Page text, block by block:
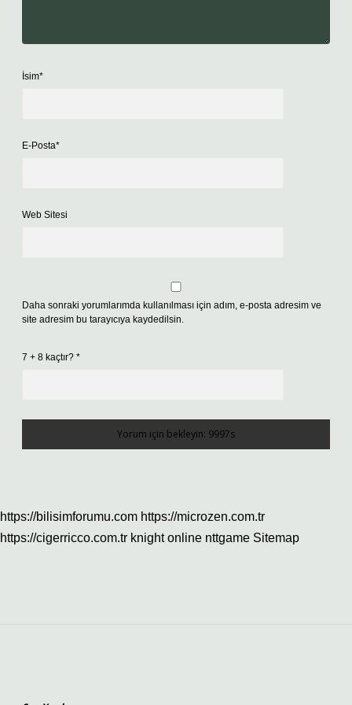
İsim*
E-Posta*
Web Sitesi
Daha sonraki yorumlarımda kullanılması için adım, e-posta adresim ve
site adresim bu tarayıcıya kaydedilsin.
7 + 8 kaçtır? *
https://bilisimforumu.com https://microzen.com.tr
https://cigerricco.com.tr knight online nttgame Sitemap